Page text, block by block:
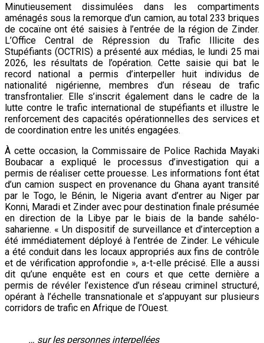
Minutieusement dissimulées dans les compartiments
aménagés sous la remorque d’un camion, au total 233 briques
de cocaïne ont été saisies à l’entrée de la région de Zinder.
L’Office Central de Répression du Trafic Illicite des
Stupéfiants (OCTRIS) a présenté aux médias, le lundi 25 mai
2026, les résultats de l’opération. Cette saisie qui bat le
record national a permis d’interpeller huit individus de
nationalité nigérienne, membres d’un réseau de trafic
transfrontalier. Elle s’inscrit également dans le cadre de la
lutte contre le trafic international de stupéfiants et illustre le
renforcement des capacités opérationnelles des services et
de coordination entre les unités engagées.
À cette occasion, la Commissaire de Police Rachida Mayaki
Boubacar a expliqué le processus d’investigation qui a
permis de réaliser cette prouesse. Les informations font état
d’un camion suspect en provenance du Ghana ayant transité
par le Togo, le Bénin, le Nigeria avant d’entrer au Niger par
Konni, Maradi et Zinder avec pour destination finale présumée
en direction de la Libye par le biais de la bande sahélo-
saharienne. « Un dispositif de surveillance et d’interception a
été immédiatement déployé à l’entrée de Zinder. Le véhicule
a été conduit dans les locaux appropriés aux fins de contrôle
et de vérification approfondie », a-t-elle précisé. Elle a aussi
dit qu’une enquête est en cours et que cette dernière a
permis de révéler l’existence d’un réseau criminel structuré,
opérant à l’échelle transnationale et s’appuyant sur plusieurs
corridors de trafic en Afrique de l’Ouest.
… sur les personnes interpellées